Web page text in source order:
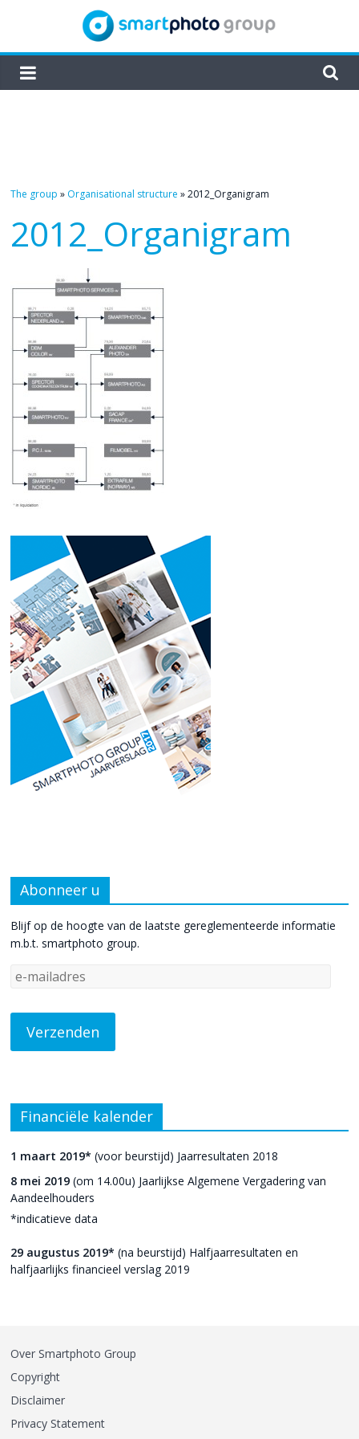
content
smartphoto
The group » Organisational structure »2012_Organigram
2012_Organigram
Abonneer u
Blijf op de hoogte van de laatste gereglementeerde informatie
m.b.t. smartphoto group.
Financiële kalender
1 maart 2019* (voor beurstijd) Jaarresultaten 2018
8 mei 2019 (om 14.00u) Jaarlijkse Algemene Vergadering van
Aandeelhouders
*indicatieve data
29 augustus 2019* (na beurstijd) Halfjaarresultaten en
halfjaarlijks financieel verslag 2019
Over Smartphoto Group
Copyright
Disclaimer
Privacy Statement